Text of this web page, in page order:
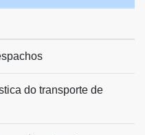
do transporte de